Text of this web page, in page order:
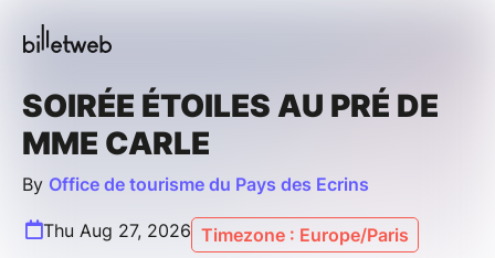
SOIRÉE ÉTOILES AU PRÉ DE
MME CARLE
By Office de tourisme du Pays des Ecrins
Thu Aug 27, 2026 Timezone : Europe/Paris